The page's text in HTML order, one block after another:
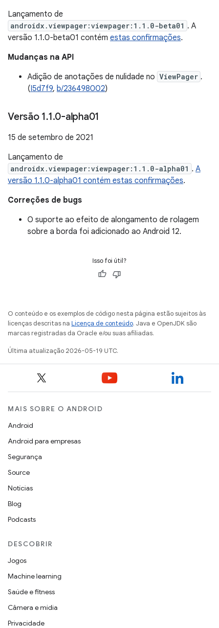
Lançamento de
androidx.viewpager:viewpager:1.1.0-beta01 . A
versão 1.1.0-beta01 contém estas confirmações.
Mudanças na API
Adição de anotações de nulidade no ViewPager .
(I5d7f9, b/236498002)
Versão 1.1.0-alpha01
15 de setembro de 2021
Lançamento de
androidx.viewpager:viewpager:1.1.0-alpha01 . A
versão 1.1.0-alpha01 contém estas confirmações.
Correções de bugs
O suporte ao efeito de alongamento de rolagem
sobre a borda foi adicionado ao Android 12.
Isso foi útil?
O conteúdo e os exemplos de código nesta página estão sujeitos às
licenças descritas na Licença de conteúdo. Java e OpenJDK são
marcas registradas da Oracle e/ou suas afiliadas.
Última atualização 2026-05-19 UTC.
MAIS SOBRE O ANDROID
Android
Android para empresas
Segurança
Source
Notícias
Blog
Podcasts
DESCOBRIR
Jogos
Machine learning
Saúde e fitness
Câmera e mídia
Privacidade